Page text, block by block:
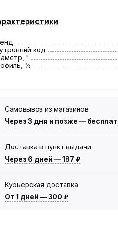
код
"
%
Самовывоз из магазинов
Через 3 дня и позже —
Доставка в пункт выдачи
Через 6 дней —187 ₽
Курьерская доставка
От 1 дней —300 ₽